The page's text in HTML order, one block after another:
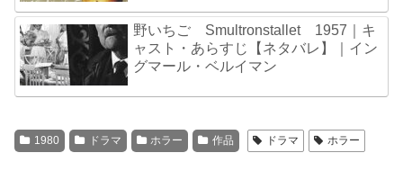
野いちご Smultronstallet 1957｜キ
ャスト・あらすじ【ネタバレ】｜イン
グマール・ベルイマン
1980 ドラマ ホラー 作品 ドラマ ホラー